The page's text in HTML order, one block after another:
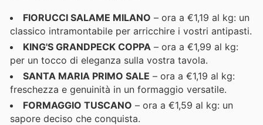
FIORUCCI SALAME MILANO – ora a €1,19 al kg: un
classico intramontabile per arricchire i vostri antipasti.
KING'S GRANDPECK COPPA – ora a €1,99 al kg:
per un tocco di eleganza sulla vostra tavola.
SANTA MARIA PRIMO SALE – ora a €1,19 al kg:
freschezza e genuinità in un formaggio versatile.
FORMAGGIO TUSCANO – ora a €1,59 al kg: un
sapore deciso che conquista.